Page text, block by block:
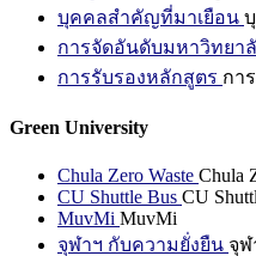
บุคคลสำคัญที่มาเยือน
การจัดอันดับมหาวิทยา
การรับรองหลักสูตร กา
Green University
Chula Zero Waste Chula
CU Shuttle Bus CU
MuvMi MuvMi
จุฬาฯ กับความยั่งยืน จุฬ